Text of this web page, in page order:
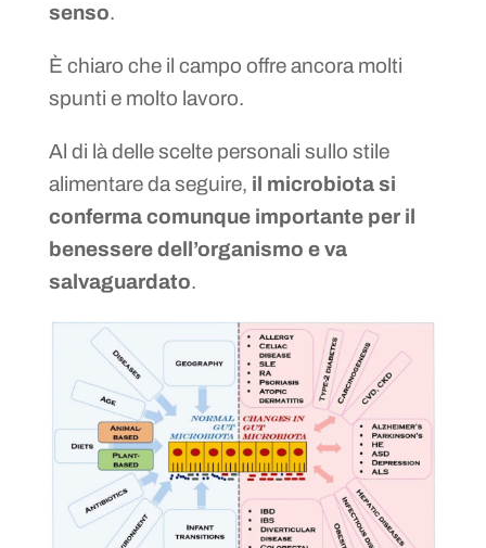
senso.
È chiaro che il campo offre ancora molti
spunti e molto lavoro.
Al di là delle scelte personali sullo stile
alimentare da seguire, il microbiota si
conferma comunque importante per il
benessere dell’organismo e va
salvaguardato.